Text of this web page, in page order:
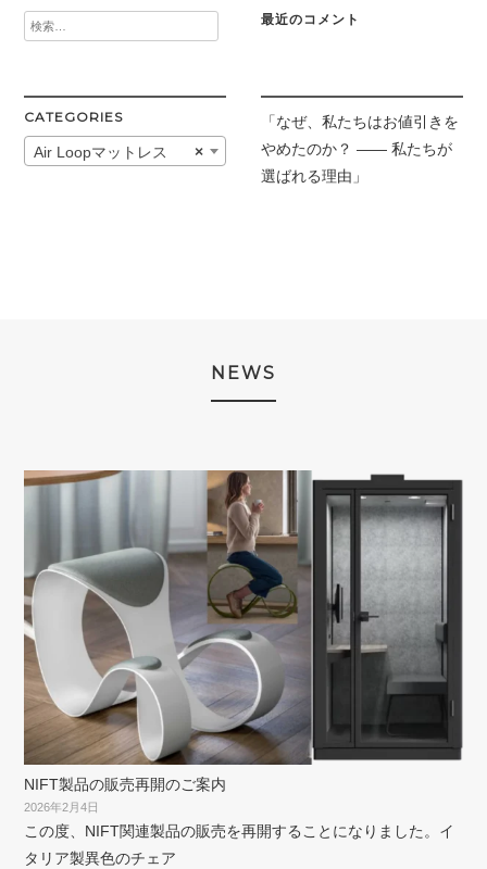
検
索:
最近のコメント
CATEGORIES
×
Air Loopマットレス
「なぜ、私たちはお値引きを
やめたのか？ —— 私たちが
選ばれる理由」
NEWS
NIFT製品の販売再開のご案内
2026年2月4日
この度、NIFT関連製品の販売を再開することになりました。イ
タリア製異色のチェア